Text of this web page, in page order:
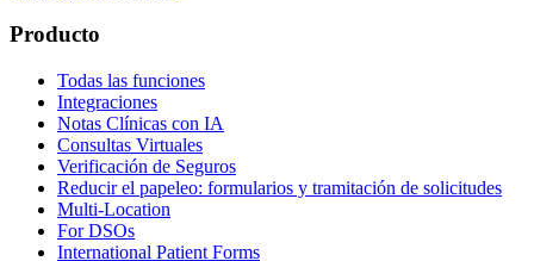
Producto
Todas las funciones
Integraciones
Notas Clínicas con IA
Consultas Virtuales
Verificación de Seguros
Reducir el papeleo: formularios y tramitación de solicitudes
Multi-Location
For DSOs
International Patient Forms